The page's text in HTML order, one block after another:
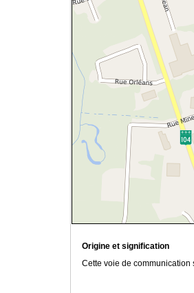
Origine et signification
Cette voie de